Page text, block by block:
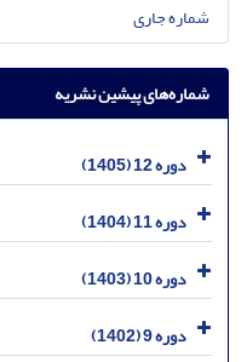
شماره جاری
شماره‌های پیشین نشریه
دوره 12 (1405)
دوره 11 (1404)
دوره 10 (1403)
دوره 9 (1402)